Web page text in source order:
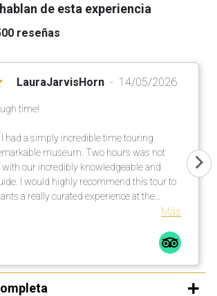
de esta experiencia
reseñas
LauraJarvisHorn 14/05/2026
time!
had a simply incredible time touring
museum. Two hours was not
our incredibly knowledgeable and
I would highly recommend this tour to
a really curated experience at the
Más